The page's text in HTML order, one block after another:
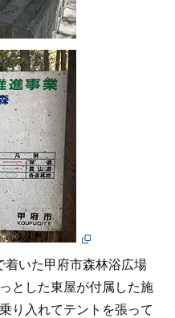
着いた甲府市森林浴広場
とした東屋が付属した施
り入れてテントを張って